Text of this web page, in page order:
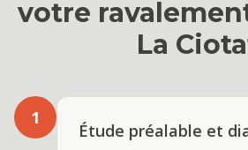
votre
La
1
Étude préalable et